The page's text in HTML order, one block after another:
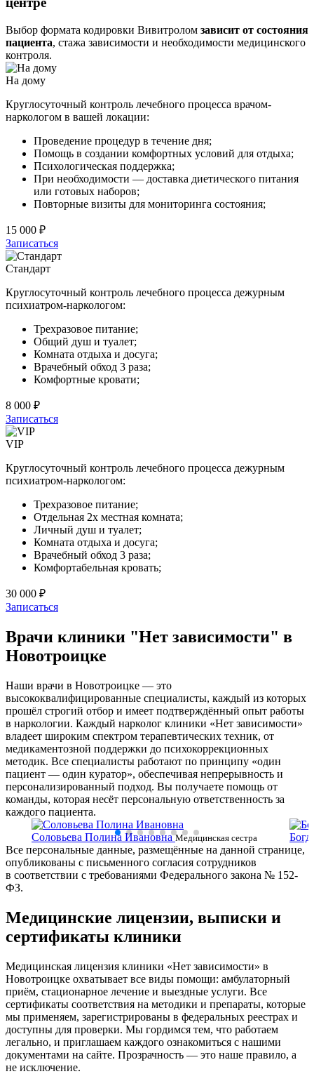
Выбор формата кодировки Вивитролом зависит от состояния
пациента, стажа зависимости и необходимости медицинского
контроля.
На дому
Круглосуточный контроль лечебного процесса врачом-
наркологом в вашей локации:
Проведение процедур в течение дня;
Помощь в создании комфортных условий для отдыха;
Психологическая поддержка;
При необходимости — доставка диетического питания
или готовых наборов;
Повторные визиты для мониторинга состояния;
15 000 ₽
Записаться
Стандарт
Круглосуточный контроль лечебного процесса дежурным
психиатром-наркологом:
Трехразовое питание;
Общий душ и туалет;
Комната отдыха и досуга;
Врачебный обход 3 раза;
Комфортные кровати;
8 000 ₽
Записаться
VIP
Круглосуточный контроль лечебного процесса дежурным
психиатром-наркологом:
Трехразовое питание;
Отдельная 2х местная комната;
Личный душ и туалет;
Комната отдыха и досуга;
Врачебный обход 3 раза;
Комфортабельная кровать;
30 000 ₽
Записаться
Врачи клиники "Нет зависимости" в
Новотроицке
Наши врачи в Новотроицке — это
высококвалифицированные специалисты, каждый из которых
прошёл строгий отбор и имеет подтверждённый опыт работы
в наркологии. Каждый нарколог клиники «Нет зависимости»
владеет широким спектром терапевтических техник, от
медикаментозной поддержки до психокоррекционных
методик. Все специалисты работают по принципу «один
пациент — один куратор», обеспечивая непрерывность и
персонализированный подход. Вы получаете помощь от
команды, которая несёт персональную ответственность за
каждого пациента.
Соловьева Полина Ивановна Медицинская сестра
Все персональные данные, размещённые на данной странице,
опубликованы с письменного согласия сотрудников
в соответствии с требованиями Федерального закона № 152-
ФЗ.
Медицинские лицензии, выписки и
сертификаты клиники
Медицинская лицензия клиники «Нет зависимости» в
Новотроицке охватывает все виды помощи: амбулаторный
приём, стационарное лечение и выездные услуги. Все
сертификаты соответствия на методики и препараты, которые
мы применяем, зарегистрированы в федеральных реестрах и
доступны для проверки. Мы гордимся тем, что работаем
легально, и приглашаем каждого ознакомиться с нашими
документами на сайте. Прозрачность — это наше правило, а
не исключение.